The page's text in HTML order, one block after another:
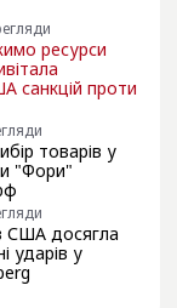
ресурси
санкцій проти
товарів у
"Фори"
з США досягла
ударів у